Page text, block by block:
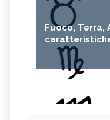
Fuoco, Terra,